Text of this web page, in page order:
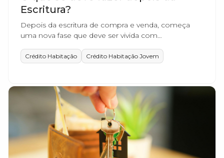
Escritura?
Depois da escritura de compra e venda, começa
uma nova fase que deve ser vivida com
tarefas importantes.
Crédito Habitação Crédito Habitação Jovem